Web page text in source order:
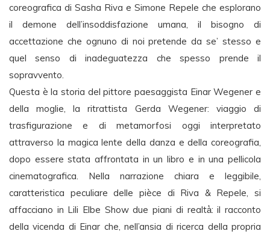
coreografica di Sasha Riva e Simone Repele che esplorano
il demone dell’insoddisfazione umana, il bisogno di
accettazione che ognuno di noi pretende da se’ stesso e
quel senso di inadeguatezza che spesso prende il
sopravvento.
Questa è la storia del pittore paesaggista Einar Wegener e
della moglie, la ritrattista Gerda Wegener: viaggio di
trasfigurazione e di metamorfosi oggi interpretato
attraverso la magica lente della danza e della coreografia,
dopo essere stata affrontata in un libro e in una pellicola
cinematografica. Nella narrazione chiara e leggibile,
caratteristica peculiare delle pièce di Riva & Repele, si
affacciano in Lili Elbe Show due piani di realtà̀: il racconto
della vicenda di Einar che, nell’ansia di ricerca della propria